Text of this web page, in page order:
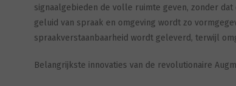
signaalgebieden de volle ruimte geven, zonder
geluid van spraak en omgeving wordt zo
spraakverstaanbaarheid wordt geleverd, terwijl
Belangrijkste innovaties van de revolutionaire